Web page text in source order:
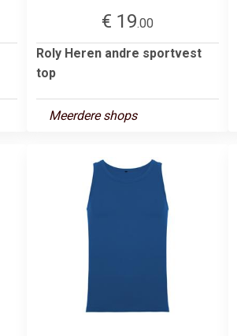
€ 19.00
Roly Heren andre sportvest
top
Meerdere shops